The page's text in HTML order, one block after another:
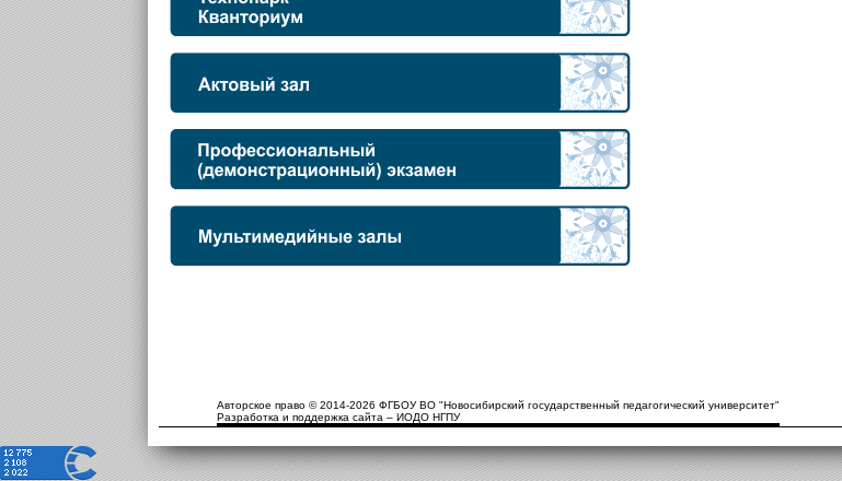
Авторское право © 2014-2026 ФГБОУ ВО "Новосибирский государственный педагогический университет"
Разработка и поддержка сайта – ИОДО НГПУ